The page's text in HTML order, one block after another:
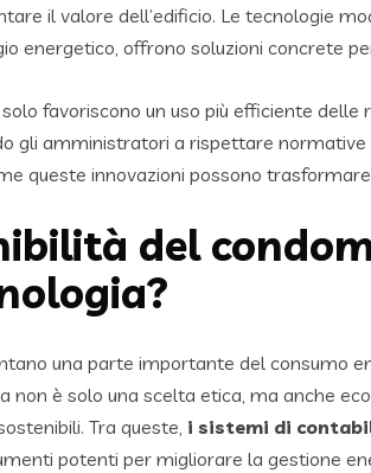
il valore dell’edificio. Le tecnologie
energetico, offrono soluzioni concrete
favoriscono un uso più efficiente
gli amministratori a rispettare
queste innovazioni possono
del
una parte importante del consumo
non è solo una scelta etica, ma anche
Tra queste, i sistemi di
potenti per migliorare la gestione